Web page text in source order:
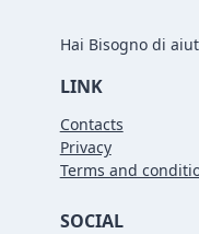
Hai Bisogno di
LINK
Contacts
Privacy
Terms and
SOCIAL